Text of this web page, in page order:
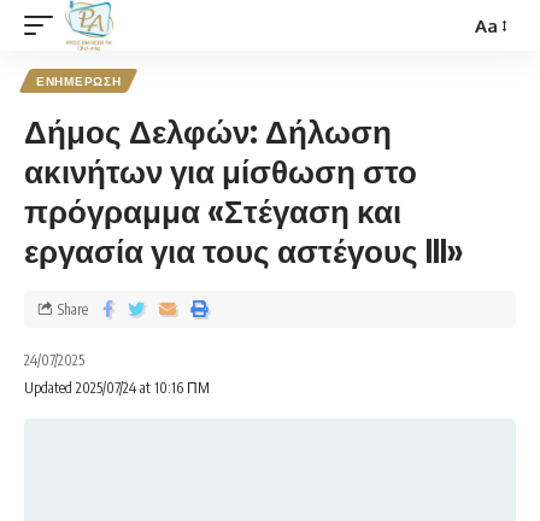
Aa
ΕΝΗΜΕΡΩΣΗ
Δήμος Δελφών: Δήλωση
ακινήτων για μίσθωση στο
πρόγραμμα «Στέγαση και
εργασία για τους αστέγους III»
24/07/2025
Updated 2025/07/24 at 10:16 ΠΜ
Share